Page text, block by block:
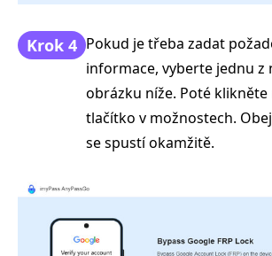
Krok 4 Pokud je třeba zadat
informace, vyberte jednu z
obrázku níže. Poté klikněte
tlačítko v možnostech.
se spustí okamžitě.